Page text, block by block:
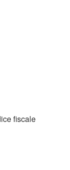
fiscale